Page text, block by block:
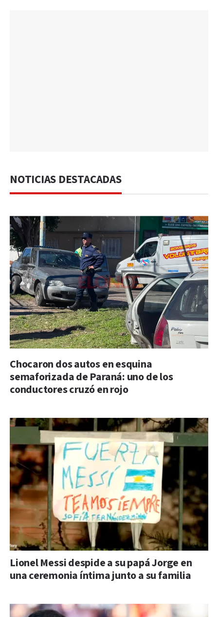
NOTICIAS DESTACADAS
Chocaron dos autos en esquina
semaforizada de Paraná: uno de los
conductores cruzó en rojo
Lionel Messi despide a su papá Jorge en
una ceremonia íntima junto a su familia